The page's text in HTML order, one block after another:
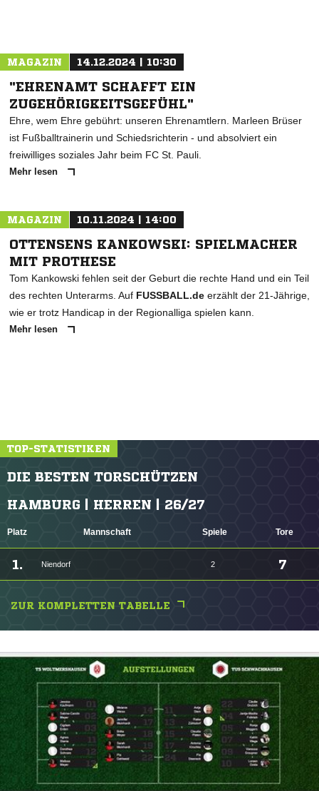
MAGAZIN 14.12.2024 | 10:30
"EHRENAMT SCHAFFT EIN
ZUGEHÖRIGKEITSGEFÜHL"
Ehre, wem Ehre gebührt: unseren Ehrenamtlern. Marleen Brüser
ist Fußballtrainerin und Schiedsrichterin - und absolviert ein
freiwilliges soziales Jahr beim FC St. Pauli.
Mehr lesen
MAGAZIN 10.11.2024 | 14:00
OTTENSENS KANKOWSKI: SPIELMACHER
MIT PROTHESE
Tom Kankowski fehlen seit der Geburt die rechte Hand und ein Teil
des rechten Unterarms. Auf FUSSBALL.de erzählt der 21-Jährige,
wie er trotz Handicap in der Regionalliga spielen kann.
Mehr lesen
TOP-STATISTIKEN
DIE BESTEN TORSCHÜTZEN
HAMBURG | HERREN | 26/27
Platz Mannschaft Spiele Tore
1. Niendorf 2 7
ZUR KOMPLETTEN TABELLE